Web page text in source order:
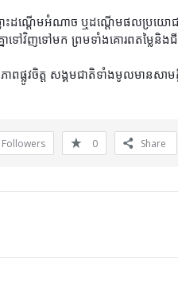
លោះដណ្តើមអំណាច ឬដណ្តើមផលប្រយោជ
ទៅវិញទៅមក ព្រមទាំងគោរពតម្លៃនិង
ផ្លូវចិត្ត សង្គមជាតិទាំងមូលមានសាម
Followers 0 Share